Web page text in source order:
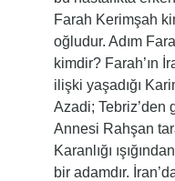
Farah Kerimşah
oğludur. Adım
kimdir? Farah’ın
ilişki yaşadığı
Azadi; Tebriz’den
Annesi Rahşan
Karanlığı
bir adamdır.